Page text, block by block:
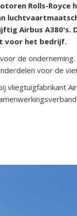
Rolls-Royce
Airbus A380's.
voor het bedrijf.
de onderneming.
voor de
vliegtuigfabrikant